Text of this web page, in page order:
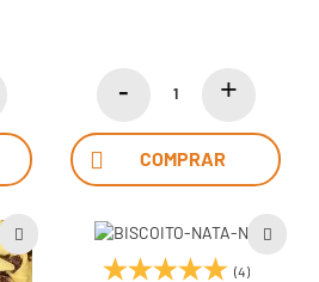
COMPRAR
(4)